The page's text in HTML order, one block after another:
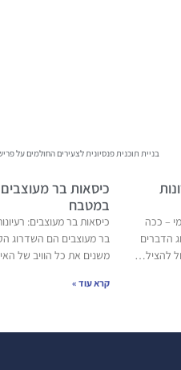
בניית תוכנית פנסיונית לצעירים החולמים על
– ככה
הדברים
להציל…
כיסאות בר
במטבח
כיסאות בר מעוצבים:
בר מעוצבים הם השדרוג
משנים את כל הוויב של
קרא עוד »